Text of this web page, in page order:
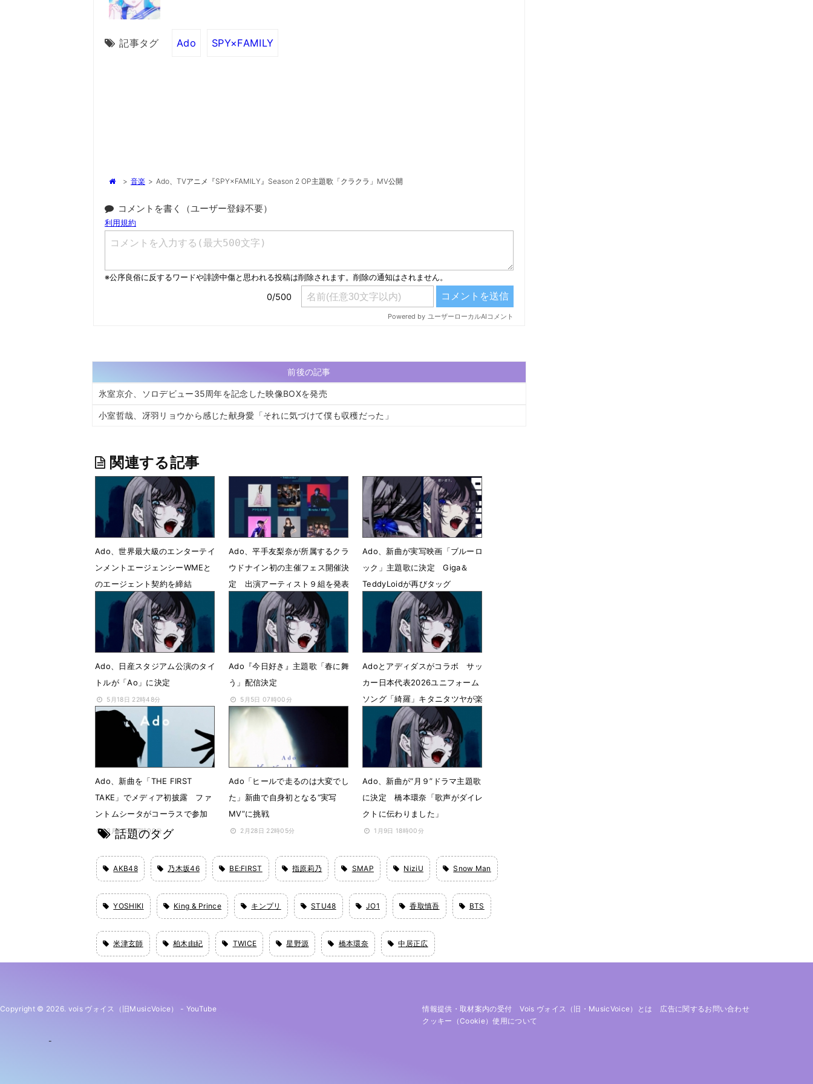
記事タグ Ado SPY×FAMILY
> 音楽 > Ado、TVアニメ『SPY×FAMILY』Season 2 OP主題歌「クラクラ」MV公開
コメントを書く（ユーザー登録不要）
前後の記事
氷室京介、ソロデビュー35周年を記念した映像BOXを発売
小室哲哉、冴羽リョウから感じた献身愛「それに気づけて僕も収穫だった」
関連する記事
Ado、世界最大級のエンターテイ
ンメントエージェンシーWMEと
のエージェント契約を締結
6月23日 23時47分
Ado、平手友梨奈が所属するクラ
ウドナイン初の主催フェス開催決
定 出演アーティスト９組を発表
6月19日 19時02分
Ado、新曲が実写映画「ブルーロ
ック」主題歌に決定 Giga＆
TeddyLoidが再びタッグ
6月5日 06時07分
Ado、日産スタジアム公演のタイ
トルが「Ao」に決定
5月18日 22時48分
Ado『今日好き』主題歌「春に舞
う」配信決定
5月5日 07時00分
Adoとアディダスがコラボ サッ
カー日本代表2026ユニフォーム
ソング「綺羅」キタニタツヤが楽
曲提供
4月9日 11時44分
Ado、新曲を「THE FIRST
TAKE」でメディア初披露 ファ
ントムシータがコーラスで参加
3月17日 07時00分
Ado「ヒールで走るのは大変でし
た」新曲で自身初となる“実写
MV”に挑戦
2月28日 22時05分
Ado、新曲が“月９”ドラマ主題歌
に決定 橋本環奈「歌声がダイレ
クトに伝わりました」
1月9日 18時00分
話題のタグ
AKB48 乃木坂46 BE:FIRST 指原莉乃 SMAP NiziU Snow Man
YOSHIKI King & Prince キンプリ STU48 JO1 香取慎吾 BTS
米津玄師 柏木由紀 TWICE 星野源 橋本環奈 中居正広
Copyright © 2026. vois ヴォイス（旧MusicVoice） - YouTube 情報提供・取材案内の受付 Vois ヴォイス（旧・MusicVoice）とは
広告に関するお問い合わせ
クッキー（cookie）使用について
-